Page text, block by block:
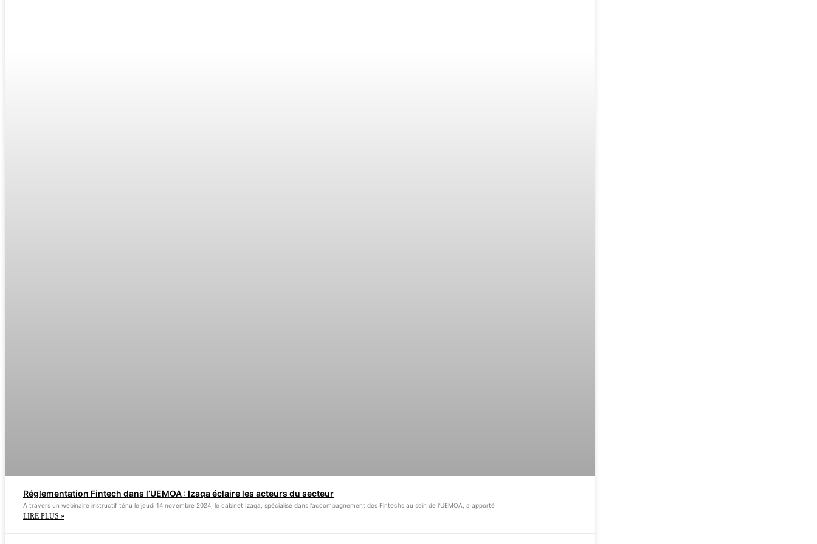
Réglementation Fintech dans l’UEMOA : Izaqa éclaire les acteurs du secteur
A travers un webinaire instructif ténu le jeudi 14 novembre 2024, le cabinet Izaqa, spécialisé dans l’accompagnement des Fintechs au sein de l’UEMOA, a apporté
LIRE PLUS »